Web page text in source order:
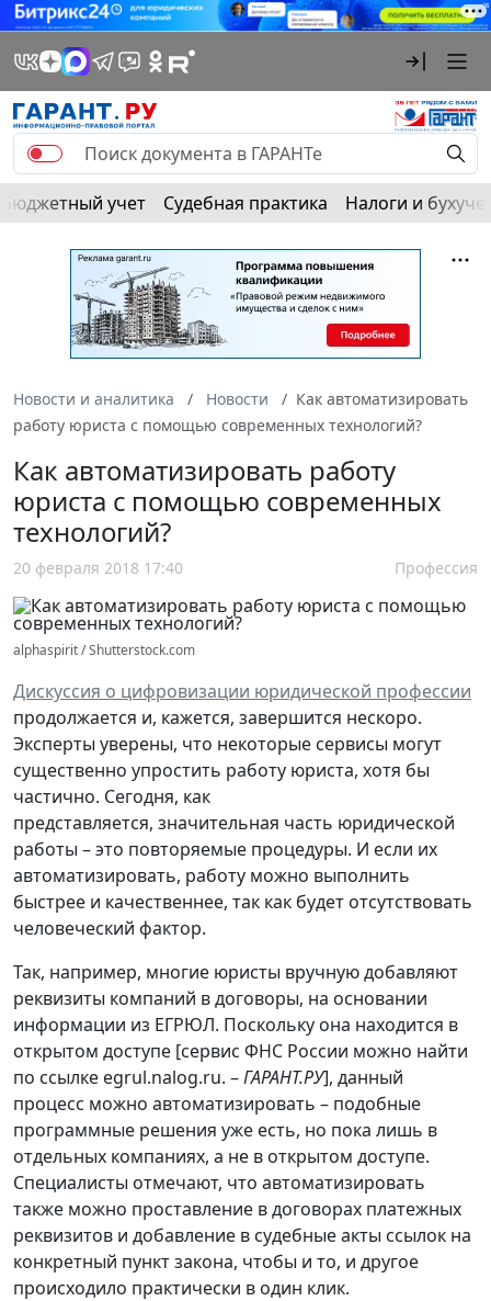
Бюджетный учет Судебная практика Налоги и
Новости и аналитика Новости
Как автоматизировать
работу юриста с помощью современных технологий?
Как автоматизировать работу
юриста с помощью современных
технологий?
20 февраля 2018 17:40 Профессия
alphaspirit / Shutterstock.com
Дискуссия о цифровизации юридической профессии
продолжается и, кажется, завершится нескоро.
Эксперты уверены, что некоторые сервисы могут
существенно упростить работу юриста, хотя бы
частично. Сегодня, как
представляется, значительная часть юридической
работы – это повторяемые процедуры. И если их
автоматизировать, работу можно выполнить
быстрее и качественнее, так как будет отсутствовать
человеческий фактор.
Так, например, многие юристы вручную добавляют
реквизиты компаний в договоры, на основании
информации из ЕГРЮЛ. Поскольку она находится в
открытом доступе [сервис ФНС России можно найти
по ссылке egrul.nalog.ru. –ГАРАНТ.РУ], данный
процесс можно автоматизировать – подобные
программные решения уже есть, но пока лишь в
отдельных компаниях, а не в открытом доступе.
Специалисты отмечают, что автоматизировать
также можно проставление в договорах платежных
реквизитов и добавление в судебные акты ссылок на
конкретный пункт закона, чтобы и то, и другое
происходило практически в один клик.